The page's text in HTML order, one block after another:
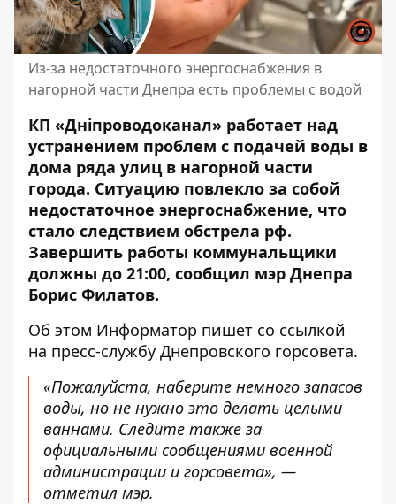
Из-за недостаточного энергоснабжения в
нагорной части Днепра есть проблемы с водой
КП «Дніпроводоканал» работает над
устранением проблем с подачей воды в
дома ряда улиц в нагорной части
города. Ситуацию повлекло за собой
недостаточное энергоснабжение, что
стало следствием обстрела рф.
Завершить работы коммунальщики
должны до 21:00, сообщил мэр Днепра
Борис Филатов.
Об этом Информатор пишет со ссылкой
на пресс-службу Днепровского горсовета.
«Пожалуйста, наберите немного запасов
воды, но не нужно это делать целыми
ваннами. Следите также за
официальными сообщениями военной
администрации и горсовета», —
отметил мэр.